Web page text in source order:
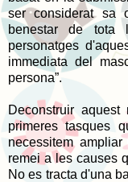
ser considerat sa
benestar de tota
personatges
immediata del
persona”.
Deconstruir
primeres tasques
necessitem
remei a les causes
No es tracta d'una